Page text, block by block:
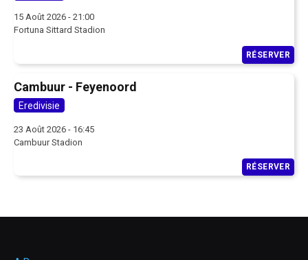
15 Août 2026 - 21:00
Fortuna Sittard Stadion
RÉSERVER
Cambuur - Feyenoord
Eredivisie
23 Août 2026 - 16:45
Cambuur Stadion
RÉSERVER